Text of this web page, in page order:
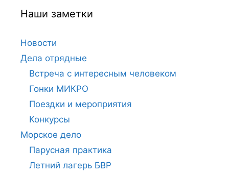
Наши заметки
Новости
Дела отрядные
Встреча с интересным человеком
Гонки МИКРО
Поездки и мероприятия
Конкурсы
Морское дело
Парусная практика
Летний лагерь БВР